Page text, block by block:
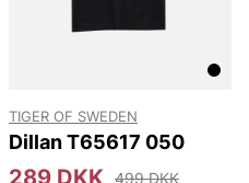
TIGER OF SWEDEN
Dillan T65617 050
499 DKK